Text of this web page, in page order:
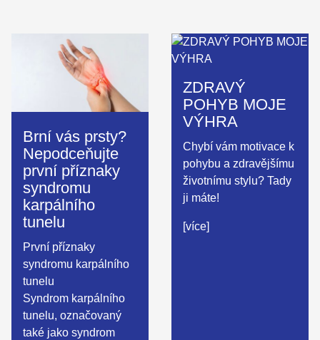
Brní vás prsty?
Nepodceňujte
první příznaky
syndromu
karpálního
tunelu
První příznaky
syndromu karpálního
tunelu
Syndrom karpálního
tunelu, označovaný
také jako syndrom
ZDRAVÝ
POHYB MOJE
VÝHRA
Chybí vám motivace k
pohybu a zdravějšímu
životnímu stylu? Tady
ji máte!
[více]